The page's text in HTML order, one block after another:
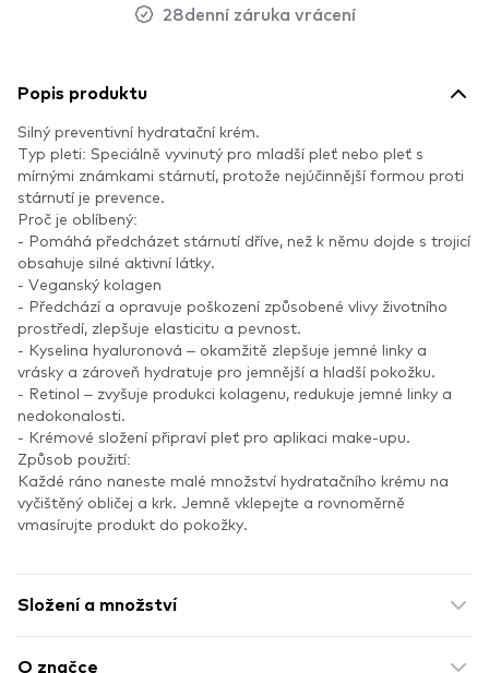
28denní záruka vrácení
Popis produktu
Silný preventivní hydratační krém.
Typ pleti: Speciálně vyvinutý pro mladší pleť nebo pleť s
mírnými známkami stárnutí, protože nejúčinnější formou proti
stárnutí je prevence.
Proč je oblíbený:
- Pomáhá předcházet stárnutí dříve, než k němu dojde s trojicí
obsahuje silné aktivní látky.
- Veganský kolagen
- Předchází a opravuje poškození způsobené vlivy životního
prostředí, zlepšuje elasticitu a pevnost.
- Kyselina hyaluronová – okamžitě zlepšuje jemné linky a
vrásky a zároveň hydratuje pro jemnější a hladší pokožku.
- Retinol – zvyšuje produkci kolagenu, redukuje jemné linky a
nedokonalosti.
- Krémové složení připraví pleť pro aplikaci make-upu.
Způsob použití:
Každé ráno naneste malé množství hydratačního krému na
vyčištěný obličej a krk. Jemně vklepejte a rovnoměrně
vmasírujte produkt do pokožky.
Složení a množství
O značce